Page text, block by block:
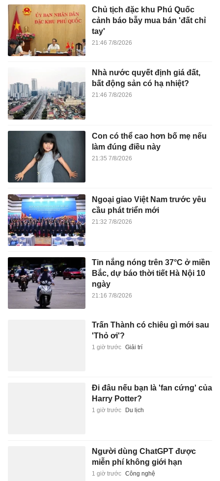
Chủ tịch đặc khu Phú Quốc
cảnh báo bẫy mua bán 'đất chỉ
tay'
21:46 7/8/2026
Nhà nước quyết định giá đất,
bất động sản có hạ nhiệt?
21:46 7/8/2026
Con có thể cao hơn bố mẹ nếu
làm đúng điều này
21:35 7/8/2026
Ngoại giao Việt Nam trước yêu
cầu phát triển mới
21:32 7/8/2026
Tin nắng nóng trên 37°C ở miền
Bắc, dự báo thời tiết Hà Nội 10
ngày
21:16 7/8/2026
Trấn Thành có chiêu gì mới sau
'Thỏ ơi'?
1 giờ trước Giải trí
Đi đâu nếu bạn là 'fan cứng' của
Harry Potter?
1 giờ trước Du lịch
Người dùng ChatGPT được
miễn phí không giới hạn
1 giờ trước Công nghệ